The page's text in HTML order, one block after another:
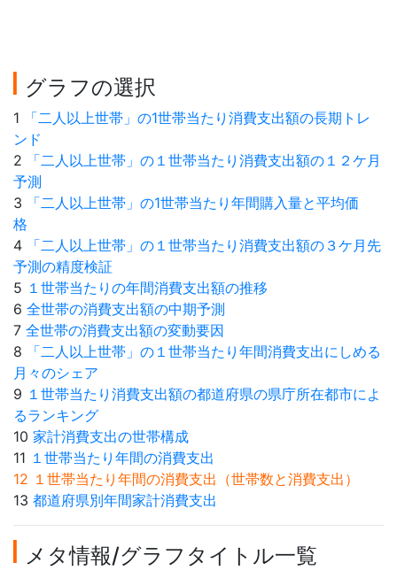
グラフの選択
1
「二人以上世帯」の1世帯当たり消費支出額の長期トレ
ンド
2
「二人以上世帯」の１世帯当たり消費支出額の１２ケ月
予測
3
「二人以上世帯」の1世帯当たり年間購入量と平均価
格
4
「二人以上世帯」の１世帯当たり消費支出額の３ケ月先
予測の精度検証
5 １世帯当たりの年間消費支出額の推移
6 全世帯の消費支出額の中期予測
7 全世帯の消費支出額の変動要因
8
「二人以上世帯」の１世帯当たり年間消費支出にしめる
月々のシェア
9 １世帯当たり消費支出額の都道府県の県庁所在都市によ
るランキング
10 家計消費支出の世帯構成
11 １世帯当たり年間の消費支出
12 １世帯当たり年間の消費支出（世帯数と消費支出）
13 都道府県別年間家計消費支出
メタ情報/グラフタイトル一覧